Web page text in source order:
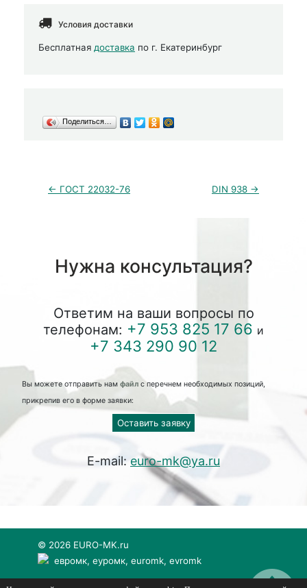
Условия доставки
Бесплатная доставка по г. Екатеринбург
Поделиться…
← ГОСТ 22032-76 DIN 938 →
Нужна консультация?
Ответим на ваши вопросы по
телефонам: +7 953 825 17 66 и
+7 343 290 90 12
Вы можете отправить нам файлс перечнем необходимых позиций,
прикрепив его в форме заявки:
Оставить заявку
E-mail: euro-mk@ya.ru
© 2026 EURO-MK.ru
евромк, еуромк, euromk, evromk